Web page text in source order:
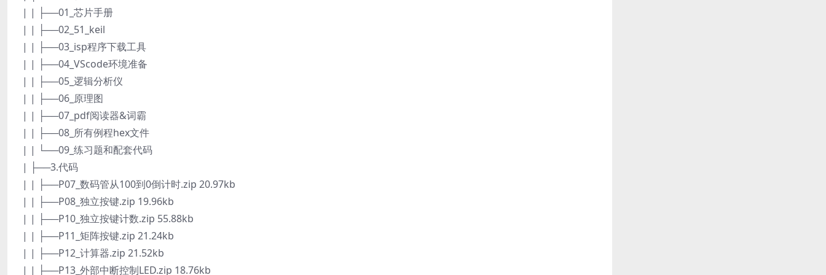
| | ├──01_芯片手册
| | ├──02_51_keil
| | ├──03_isp程序下载工具
| | ├──04_VScode环境准备
| | ├──05_逻辑分析仪
| | ├──06_原理图
| | ├──07_pdf阅读器&词霸
| | ├──08_所有例程hex文件
| | └──09_练习题和配套代码
| ├──3.代码
| | ├──P07_数码管从100到0倒计时.zip 20.97kb
| | ├──P08_独立按键.zip 19.96kb
| | ├──P10_独立按键计数.zip 55.88kb
| | ├──P11_矩阵按键.zip 21.24kb
| | ├──P12_计算器.zip 21.52kb
| | ├──P13_外部中断控制LED.zip 18.76kb